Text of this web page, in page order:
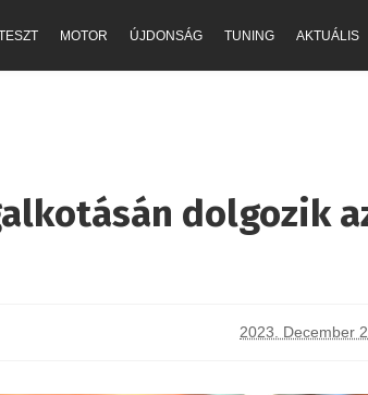
MOTOR ÚJDONSÁG TUNING AKTUÁLIS
dolgozik
2023. December